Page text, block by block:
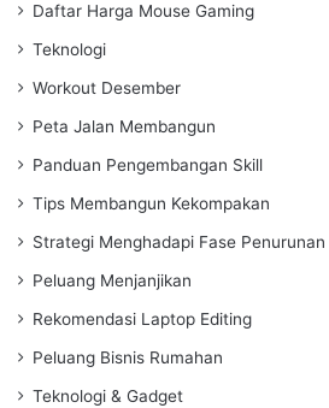
Daftar Harga Mouse Gaming
Teknologi
Workout Desember
Peta Jalan Membangun
Panduan Pengembangan Skill
Tips Membangun Kekompakan
Strategi Menghadapi Fase Penurunan
Peluang Menjanjikan
Rekomendasi Laptop Editing
Peluang Bisnis Rumahan
Teknologi & Gadget